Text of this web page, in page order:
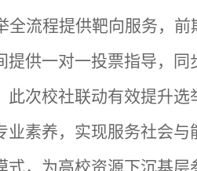
流程提供靶向服务，
供一对一投票指导，
次校社联动有效提升
素养，实现服务社会
， 为高校资源下沉基层